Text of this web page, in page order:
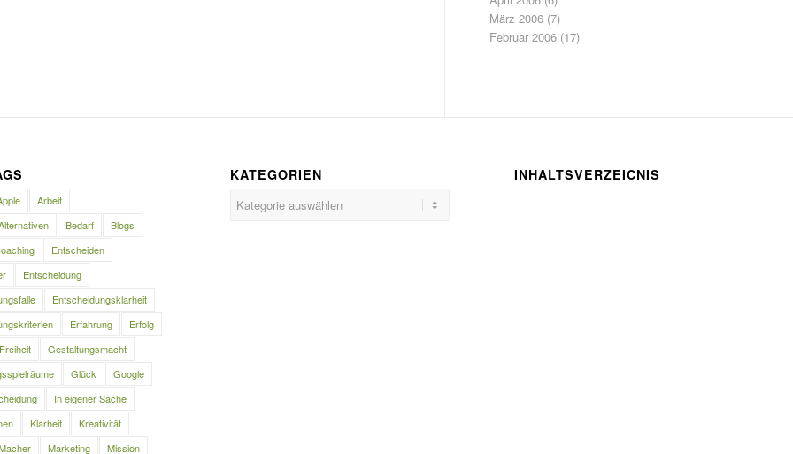
März 2006 (7)
Februar 2006 (17)
Arbeit
Bedarf
Blogs
Entscheiden
Entscheidung
Entscheidungsklarheit
Erfahrung
Erfolg
Freiheit
Gestaltungsmacht
Glück
Google
In eigener Sache
Klarheit
Kreativität
Marketing Mission
KATEGORIEN INHALTSVERZEICNIS